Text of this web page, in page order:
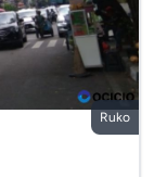
Ruko